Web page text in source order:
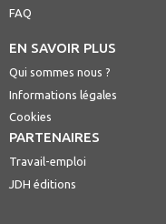
FAQ
EN SAVOIR PLUS
Qui sommes nous ?
Informations légales
Cookies
PARTENAIRES
Travail-emploi
JDH éditions